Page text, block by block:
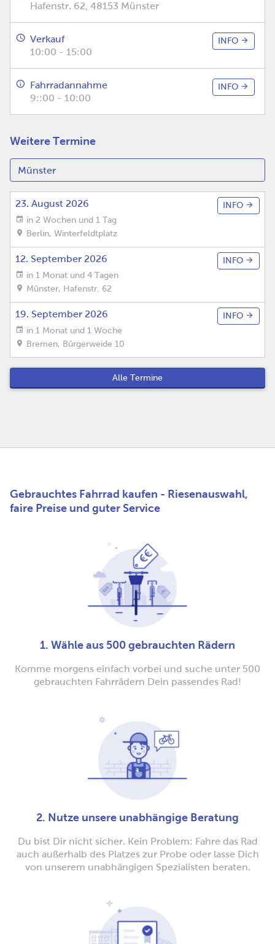
Hafenstr. 62, 48153 Münster
Verkauf
10:00 - 15:00
INFO
Fahrradannahme
9::00 - 10:00
INFO
Weitere Termine
23. August 2026
in 2 Wochen und 1 Tag
Berlin, Winterfeldtplatz
INFO
12. September 2026
in 1 Monat und 4 Tagen
Münster, Hafenstr. 62
INFO
19. September 2026
in 1 Monat und 1 Woche
Bremen, Bürgerweide 10
INFO
Alle Termine
Gebrauchtes Fahrrad kaufen - Riesenauswahl,
faire Preise und guter Service
1. Wähle aus 500 gebrauchten Rädern
Komme morgens einfach vorbei und suche unter 500
gebrauchten Fahrrädern Dein passendes Rad!
2. Nutze unsere unabhängige Beratung
Du bist Dir nicht sicher. Kein Problem: Fahre das Rad
auch außerhalb des Platzes zur Probe oder lasse Dich
von unserem unabhängigen Spezialisten beraten.